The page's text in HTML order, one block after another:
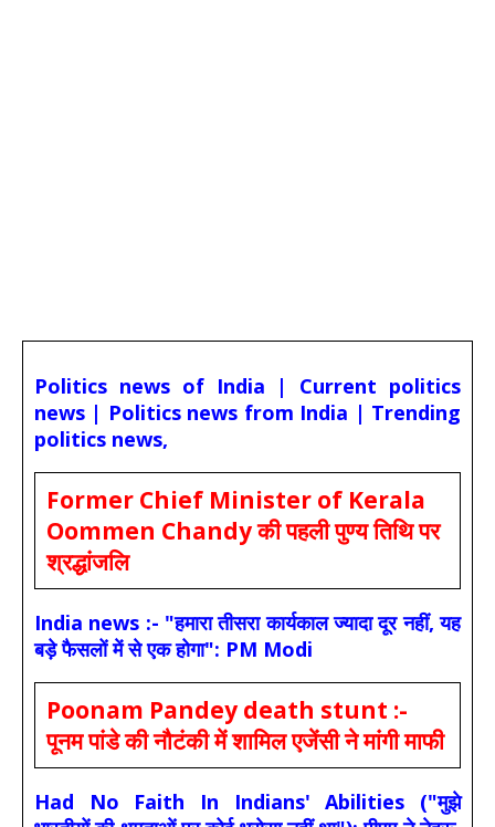
Politics news of India | Current politics
news | Politics news from India | Trending
politics news,
Former Chief Minister of Kerala
Oommen Chandy की पहली पुण्य तिथि पर
श्रद्धांजलि
India news :- "हमारा तीसरा कार्यकाल ज्यादा दूर नहीं, यह
बड़े फैसलों में से एक होगा": PM Modi
Poonam Pandey death stunt :-
पूनम पांडे की नौटंकी में शामिल एजेंसी ने मांगी माफी
Had No Faith In Indians' Abilities ("मुझे